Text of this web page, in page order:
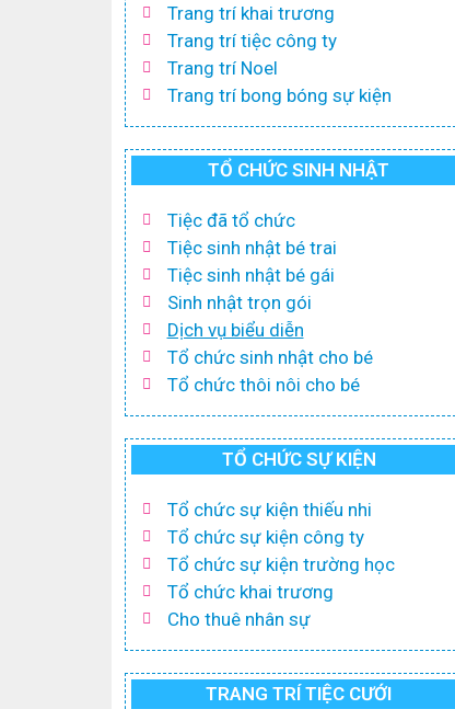
Trang trí khai trương
Trang trí tiệc công ty
Trang trí Noel
Trang trí bong bóng sự kiện
TỔ CHỨC SINH NHẬT
Tiệc đã tổ chức
Tiệc sinh nhật bé trai
Tiệc sinh nhật bé gái
Sinh nhật trọn gói
Dịch vụ biểu diễn
Tổ chức sinh nhật cho bé
Tổ chức thôi nôi cho bé
TỔ CHỨC SỰ KIỆN
Tổ chức sự kiện thiếu nhi
Tổ chức sự kiện công ty
Tổ chức sự kiện trường học
Tổ chức khai trương
Cho thuê nhân sự
TRANG TRÍ TIỆC CƯỚI